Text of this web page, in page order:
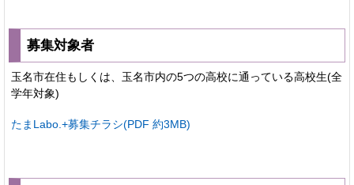
募集対象者
玉名市在住もしくは、玉名市内の5つの高校に通っている高校生(全
学年対象)
たまLabo.+募集チラシ(PDF 約3MB)